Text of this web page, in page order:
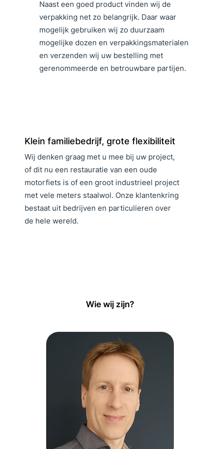
Naast een goed product vinden wij de
verpakking net zo belangrijk. Daar waar
mogelijk gebruiken wij zo duurzaam
mogelijke dozen en verpakkingsmaterialen
en verzenden wij uw bestelling met
gerenommeerde en betrouwbare partijen.
Klein familiebedrijf, grote flexibiliteit
Wij denken graag met u mee bij uw project,
of dit nu een restauratie van een oude
motorfiets is of een groot industrieel project
met vele meters staalwol. Onze klantenkring
bestaat uit bedrijven en particulieren over
de hele wereld.
Wie wij zijn?